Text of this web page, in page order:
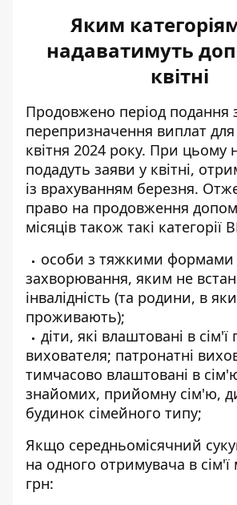
Яким
надаватимуть
квітні
Продовжено період подання
перепризначення виплат
квітня 2024 року. При цьому
подадуть заяви у квітні,
із врахуванням березня.
право на продовження
місяців також такі категорії
особи з тяжкими формами
захворювання, яким не
інвалідність (та родини, в
проживають);
діти, які влаштовані в
вихователя; патронатні
тимчасово влаштовані в
знайомих, прийомну сім'ю,
будинок сімейного типу;
Якщо середньомісячний
на одного отримувача в
грн: